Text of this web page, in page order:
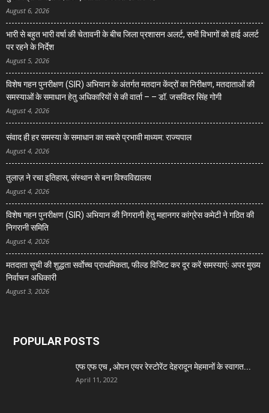
August 6, 2026
भारी से बहुत भारी वर्षा की चेतावनी के बीच जिला प्रशासन अलर्ट, सभी विभागों को हाई अलर्ट
पर रहने के निर्देश
August 5, 2026
विशेष गहन पुनरीक्षण (SIR) अभियान के अंतर्गत मतदान केंद्रों का निरीक्षण, मतदाताओं की
समस्याओं के समाधान हेतु अधिकारियों से की वार्ता – – डॉ. जसविंदर सिंह गोगी
August 4, 2026
संवाद ही हर समस्या के समाधान का सबसे प्रभावी माध्यम: राज्यपाल
August 4, 2026
तुलाज़ ने रचा इतिहास, संस्थान से बना विश्वविद्यालय
August 4, 2026
विशेष गहन पुनरीक्षण (SIR) अभियान की निगरानी हेतु महानगर कांग्रेस कमेटी ने गठित की
निगरानी समिति
August 4, 2026
मतदाता सूची की शुद्धता सर्वाेच्च प्राथमिकता, फील्ड विजिट कर दूर करें समस्याएंः अपर मुख्य
निर्वाचन अधिकारी
August 3, 2026
POPULAR POSTS
एफ एफ एच , ओपन एयर रेस्टोरेंट देहरादून मेहमानों के स्वागत...
April 11, 2022